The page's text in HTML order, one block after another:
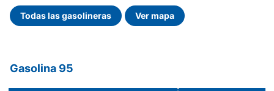
Todas las gasolineras Ver mapa
Gasolina 95